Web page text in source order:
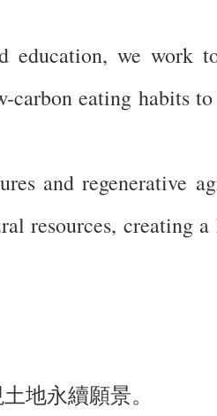
we work
eating habits
and regenerative
resources, creating
地永續願景。